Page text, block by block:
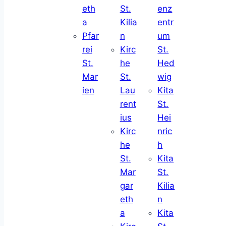
eth
a
Pfar
rei
St.
Mar
ien
St.
Kilia
n
Kirc
he
St.
Lau
rent
ius
Kirc
he
St.
Mar
gar
eth
a
enz
entr
um
St.
Hed
wig
Kita
St.
Hei
nric
h
Kita
St.
Kilia
n
Kita